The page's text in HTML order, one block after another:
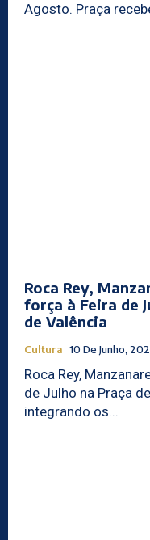
Agosto. Praça
Roca Rey,
força à Feira de
de Valência
Cultura 10 De Junho,
Roca Rey,
de Julho na Praça
integrando os...